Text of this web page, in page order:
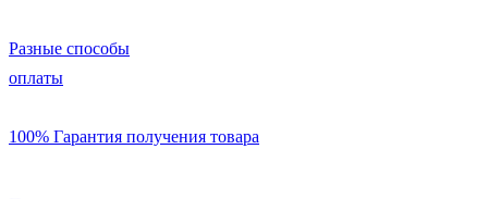
Разные способы
оплаты
100% Гарантия получения товара